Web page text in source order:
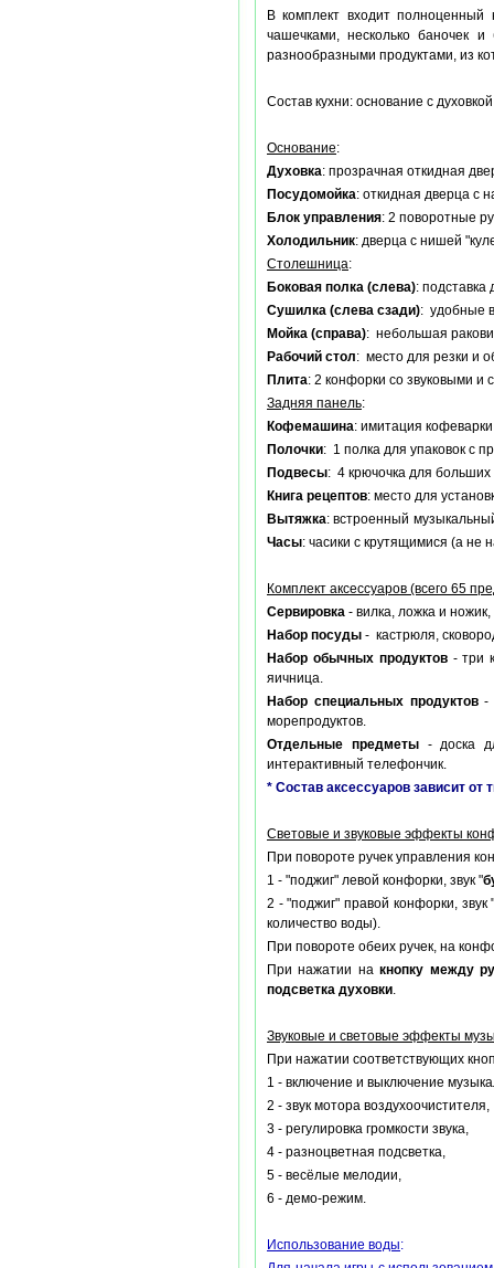
В комплект входит полноценный
чашечками, несколько баночек
разнообразными продуктами, из
Состав кухни: основание с
Основание:
Духовка: прозрачная откидная
Посудомойка: откидная дверца с
Блок управления: 2 поворотные
Холодильник: дверца с нишей
Столешница:
Боковая полка (слева): подставка
Сушилка (слева сзади): удобные
Мойка (справа): небольшая
Рабочий стол: место для резки и
Плита: 2 конфорки со звуковыми
Задняя панель:
Кофемашина: имитация
Полочки: 1 полка для упаковок с
Подвесы: 4 крючочка для
Книга рецептов: место для
Вытяжка: встроенный
Часы: часики с крутящимися (а
Комплект аксессуаров (всего 65
Сервировка - вилка, ложка и
Набор посуды - кастрюля,
Набор обычных продуктов- три
яичница.
Набор специальных продуктов-
морепродуктов.
Отдельные предметы- доска
интерактивный телефончик.
* Состав аксессуаров зависит от
Световые и звуковые эффекты
При повороте ручек управления
1 - "поджиг" левой конфорки, звук "
2 - "поджиг" правой конфорки, звук
количество воды).
При повороте обеих ручек, на
При нажатии накнопку между
подсветка духовки.
Звуковые и световые эффекты
При нажатии соответствующих
1 - включение и выключение
2 - звук мотора воздухоочистителя,
3 - регулировка громкости звука,
4 - разноцветная подсветка,
5 - весёлые мелодии,
6 - демо-режим.
Использование воды: